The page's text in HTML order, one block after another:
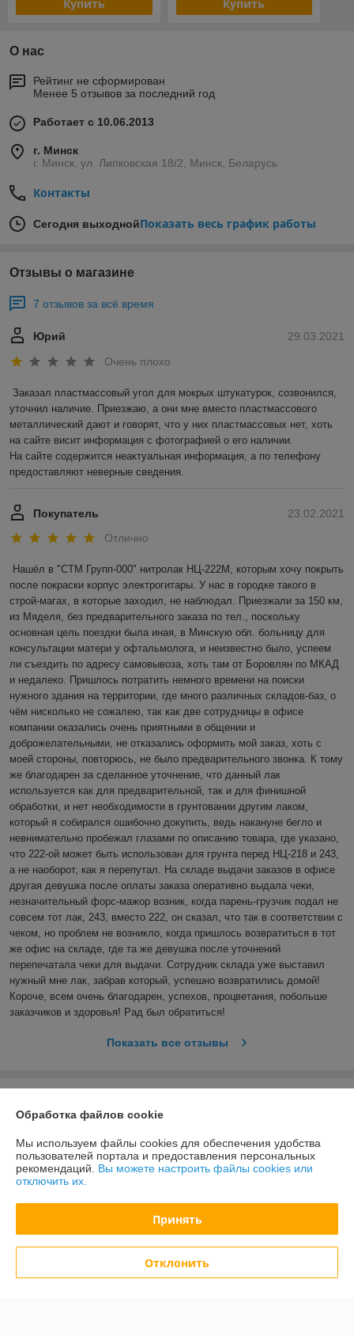
Купить Купить
О нас
Рейтинг не сформирован
Менее 5 отзывов за последний год
Работает с 10.06.2013
г. Минск
г. Минск, ул. Липковская 18/2, Минск, Беларусь
Контакты
Сегодня выходнойПоказать весь график работы
Отзывы о магазине
7 отзывов за всё время
29.03.2021
Юрий
Очень плохо
Заказал пластмассовый угол для мокрых штукатурок, созвонился,
уточнил наличие. Приезжаю, а они мне вместо пластмассового
металлический дают и говорят, что у них пластмассовых нет, хоть
на сайте висит информация с фотографией о его наличии.
На сайте содержится неактуальная информация, а по телефону
предоставляют неверные сведения.
23.02.2021
Покупатель
Отлично
Нашёл в "СТМ Групп-000" нитролак НЦ-222М, которым хочу покрыть
после покраски корпус электрогитары. У нас в городке такого в
строй-магах, в которые заходил, не наблюдал. Приезжали за 150 км,
из Мяделя, без предварительного заказа по тел., поскольку
основная цель поездки была иная, в Минскую обл. больницу для
консультации матери у офтальмолога, и неизвестно было, успеем
ли съездить по адресу самовывоза, хоть там от Боровлян по МКАД
и недалеко. Пришлось потратить немного времени на поиски
нужного здания на территории, где много различных складов-баз, о
чём нисколько не сожалею, так как две сотрудницы в офисе
компании оказались очень приятными в общении и
доброжелательными, не отказались оформить мой заказ, хоть с
моей стороны, повторюсь, не было предварительного звонка. К тому
же благодарен за сделанное уточнение, что данный лак
используется как для предварительной, так и для финишной
обработки, и нет необходимости в грунтовании другим лаком,
который я собирался ошибочно докупить, ведь накануне бегло и
невнимательно пробежал глазами по описанию товара, где указано,
что 222-ой может быть использован для грунта перед НЦ-218 и 243,
а не наоборот, как я перепутал. На складе выдачи заказов в офисе
другая девушка после оплаты заказа оперативно выдала чеки,
незначительный форс-мажор возник, когда парень-грузчик подал не
совсем тот лак, 243, вместо 222, он сказал, что так в соответствии с
чеком, но проблем не возникло, когда пришлось возвратиться в тот
же офис на складе, где та же девушка после уточнений
перепечатала чеки для выдачи. Сотрудник склада уже выставил
нужный мне лак, забрав который, успешно возвратились домой!
Короче, всем очень благодарен, успехов, процветания, побольше
заказчиков и здоровья! Рад был обратиться!
Показать все отзывы
Доставка и оплата
График работы
Полная версия сайта
Политика обработки cookies
Обработка файлов cookie
Мы используем файлы cookies для обеспечения удобства
пользователей портала и предоставления персональных
рекомендаций. Вы можете настроить файлы cookies или
отключить их.
Принять
Отклонить